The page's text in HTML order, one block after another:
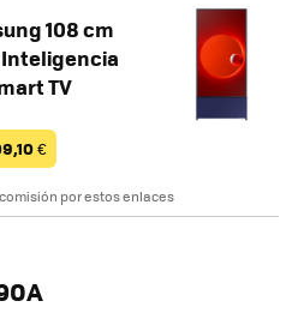
108 cm
Inteligencia
TV
€
por estos enlaces